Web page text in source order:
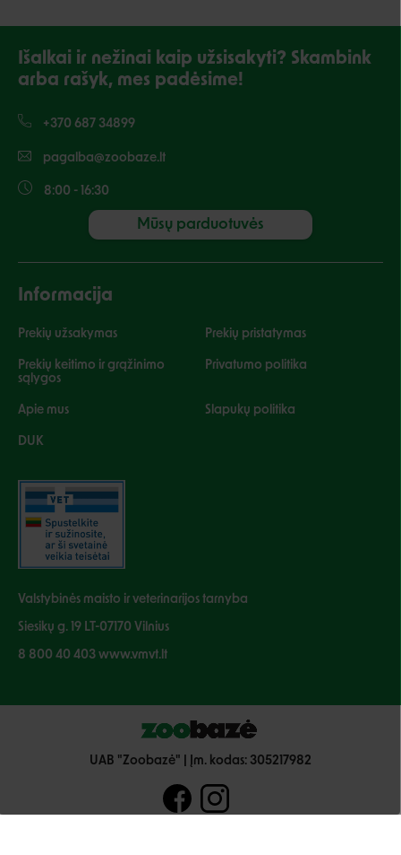
Išalkai ir nežinai kaip užsisakyti? Skambink
arba rašyk, mes padėsime!
+370 687 34899
pagalba@zoobaze.lt
8:00 - 16:30
Mūsų parduotuvės
Informacija
Prekių užsakymas Prekių pristatymas
Prekių keitimo ir grąžinimo
sąlygos
Privatumo politika
Apie mus Slapukų politika
DUK
Valstybinės maisto ir veterinarijos tarnyba
Siesikų g. 19 LT-07170 Vilnius
8 800 40 403 www.vmvt.lt
UAB "Zoobazė" | Įm. kodas: 305217982